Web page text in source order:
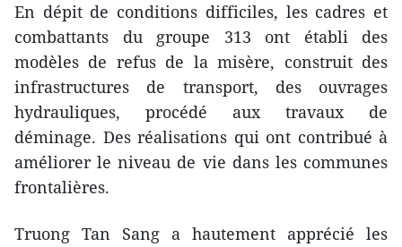
En dépit de conditions difficiles, les cadres et
combattants du groupe 313 ont ​établi des
modèles de refus de la misère, construit des
infrastructures de transport, des ouvrages
hydrauliques, procédé aux travaux de
déminage. Des réalisations qui ont contribu​é à
améliorer le niveau de vie ​dans les communes
frontalières.
Truong Tan Sang a hautement apprécié les